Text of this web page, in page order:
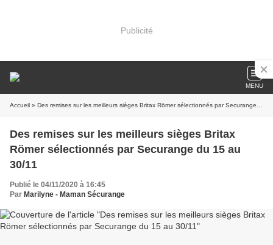
Publicité
MENU
Accueil » Des remises sur les meilleurs sièges Britax Römer sélectionnés par Securange du 15 au 30/11
Des remises sur les meilleurs sièges Britax
Römer sélectionnés par Securange du 15 au
30/11
Publié le 04/11/2020 à 16:45
Par Marilyne - Maman Sécurange